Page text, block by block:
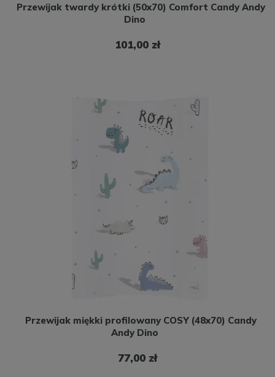
Przewijak twardy krótki (50x70) Comfort Candy Andy
Dino
101,00 zł
Przewijak miękki profilowany COSY (48x70) Candy
Andy Dino
77,00 zł